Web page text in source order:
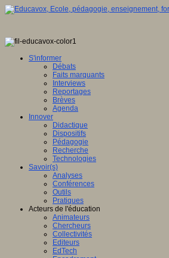
S'informer
Débats
Faits marquants
Interviews
Reportages
Brèves
Agenda
Innover
Didactique
Dispositifs
Pédagogie
Recherche
Technologies
Savoir(s)
Analyses
Conférences
Outils
Pratiques
Acteurs de l'éducation
Animateurs
Chercheurs
Collectivités
Editeurs
EdTech